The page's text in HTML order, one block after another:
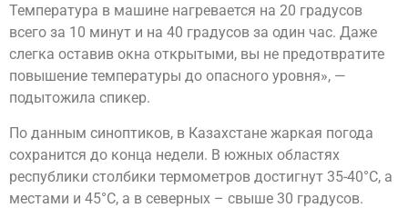
Температура в машине нагревается на 20 градусов
всего за 10 минут и на 40 градусов за один час. Даже
слегка оставив окна открытыми, вы не предотвратите
повышение температуры до опасного уровня», —
подытожила спикер.
По данным синоптиков, в Казахстане жаркая погода
сохранится до конца недели. В южных областях
республики столбики термометров достигнут 35-40°С, а
местами и 45°С, а в северных – свыше 30 градусов.